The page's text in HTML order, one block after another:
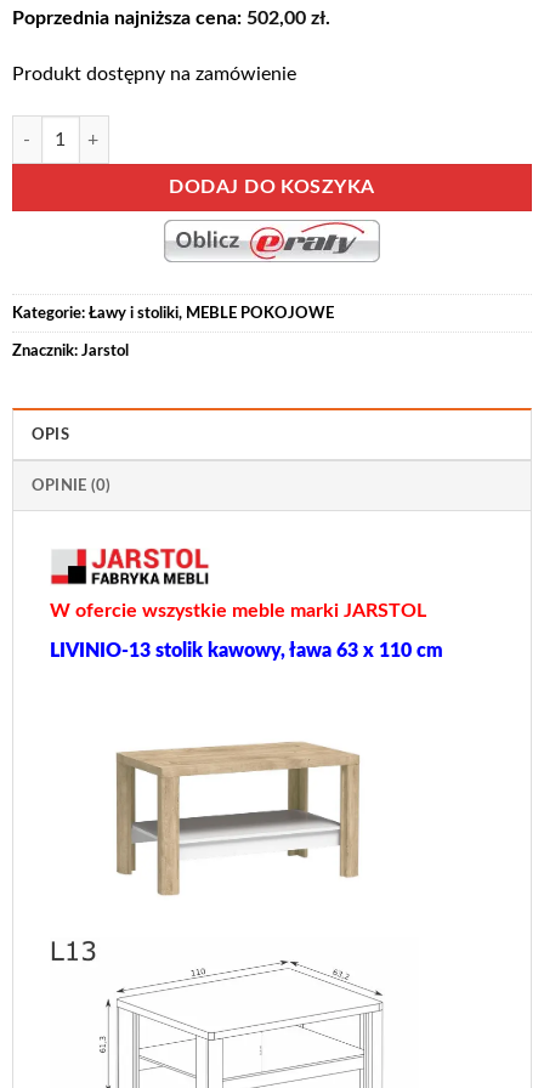
wynosiła:wynosi:
Poprzednia najniższa cena: 502,00 zł.
Produkt dostępny na zamówienie
DODAJ DO KOSZYKA
Alternative:
Kategorie: Ławy i stoliki, MEBLE POKOJOWE
Znacznik: Jarstol
OPIS
OPINIE (0)
W ofercie wszystkie meble marki JARSTOL
LIVINIO-13 stolik kawowy, ława 63 x 110 cm